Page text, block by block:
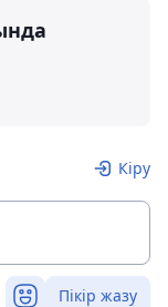
Кіру
Пікір жазу